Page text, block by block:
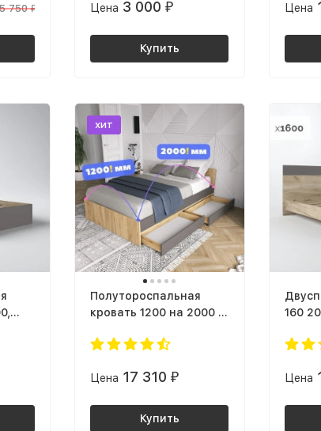
750₽
Цена 3 000 ₽
Купить
Цена
хит
Полутороспальная
кровать 1200 на 2000 с
для хранения белья
графит / дуб крафт
Цена 17 310 ₽
Купить
160
КР-44
Цена